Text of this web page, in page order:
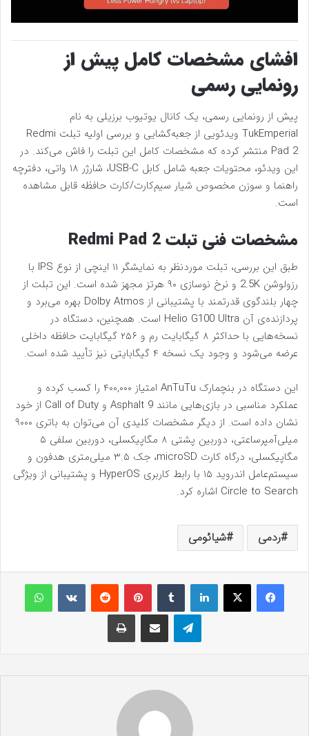
افشای مشخصات کامل پیش از
رونمایی رسمی
پیش از رونمایی رسمی، یک کانال یوتیوب برزیلی به نام
TukEmperial ویدئویی از جعبه‌گشایی و بررسی اولیه تبلت Redmi
Pad 2 منتشر کرده که مشخصات کامل این تبلت را فاش می‌کند. در
این ویدئو، محتویات جعبه شامل کابل USB-C، شارژر ۱۸ واتی، دفترچه
راهنما و سوزن مخصوص شیار سیم‌کارت/کارت حافظه قابل مشاهده
است.
مشخصات فنی تبلت Redmi Pad 2
طبق این بررسی، تبلت موردنظر به نمایشگر ۱۱ اینچی از نوع IPS با
رزولوشن 2.5K و نرخ نوسازی ۹۰ هرتز مجهز شده است. این تبلت از
چهار بلندگوی قدرتمند با پشتیبانی از Dolby Atmos بهره می‌برد و
پردازنده‌ی آن Helio G100 Ultra است. همچنین، دستگاه در
نسخه‌هایی با حداکثر ۸ گیگابایت رم و ۲۵۶ گیگابایت حافظه داخلی
عرضه می‌شود و وجود یک نسخه ۴ گیگابایتی نیز تأیید شده است.
این دستگاه در بنچمارک AnTuTu امتیاز ۴۰۰,۰۰۰ را کسب کرده و
عملکرد مناسبی در بازی‌هایی مانند Asphalt 9 و Call of Duty از خود
نشان داده است. از دیگر مشخصات کلیدی آن می‌توان به باتری ۹۰۰۰
میلی‌آمپرساعتی، دوربین پشتی ۸ مگاپیکسلی، دوربین سلفی ۵
مگاپیکسلی، درگاه کارت microSD، جک ۳.۵ میلی‌متری هدفون و
سیستم‌عامل اندروید ۱۵ با رابط کاربری HyperOS و پشتیبانی از ویژگی
Circle to Search اشاره کرد.
ردمی شیائومی
فیس بوک لینکدین ‫پین‌ترست ‫رددیت
تلگرام اشتراک گذاری از طریق ایمیل چاپ